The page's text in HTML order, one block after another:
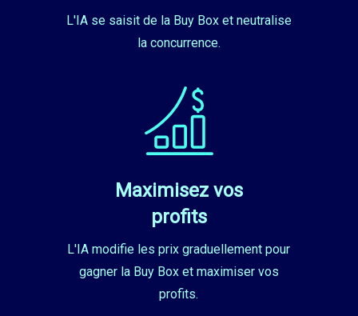
L'IA se saisit de la Buy Box et neutralise
la concurrence.
Maximisez vos
profits
L'IA modifie les prix graduellement pour
gagner la Buy Box et maximiser vos
profits.